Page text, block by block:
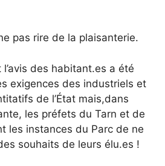
pas rire de la plaisanterie.
des habitant.es a été
exigences des industriels et
de l’État mais,dans
les préfets du Tarn et de
les instances du Parc de ne
souhaits de leurs élu.es !